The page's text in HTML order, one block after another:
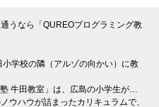
うなら「QUREOプログラミング教
学校の隣（アルゾの向かい）に教
牛田教室」は、広島の小学生が、
ウハウが詰まったカリキュラムで、